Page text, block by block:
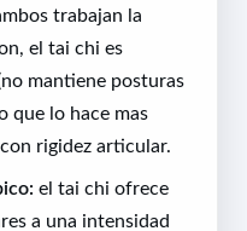
trabajan la
el tai chi es
mantiene posturas
que lo hace mas
rigidez articular.
el tai chi ofrece
a una intensidad